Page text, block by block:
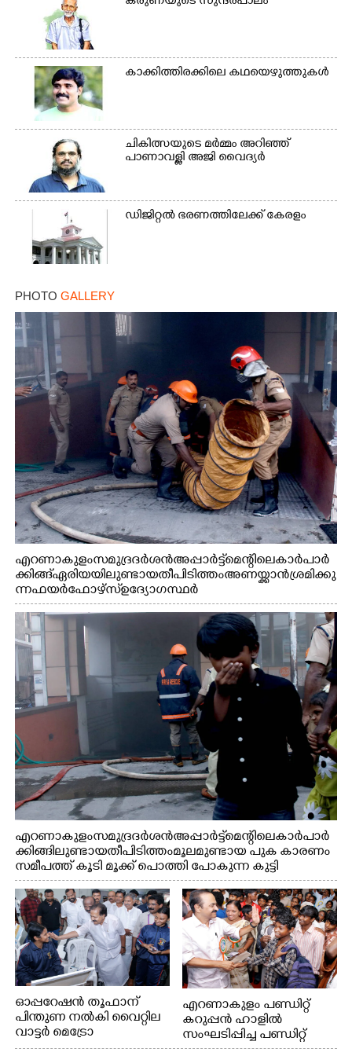
കാക്കിത്തിരക്കിലെ കഥയെഴുത്തുകൾ
ചികിത്സയുടെ മർമ്മം അറിഞ്ഞ്
പാണാവള്ളി അജി വൈദ്യർ
ഡിജിറ്റൽ ഭരണത്തിലേക്ക് കേരളം
PHOTO GALLERY
എറണാകുളം സമുദ്ര ദർശൻ അപ്പാർട്ട്മെന്റിലെ കാർ പാർ
ക്കിങ്ങ് ഏരിയയിലുണ്ടായ തീപിടിത്തം അണയ്ക്കാൻ ശ്രമിക്കു
ന്ന ഫയർഫോഴ്സ് ഉദ്യോഗസ്ഥർ
എറണാകുളം സമുദ്ര ദർശൻ അപ്പാർട്ട്മെന്റിലെ കാർ പാർ
ക്കിങ്ങിലുണ്ടായ തീപിടിത്തം മൂലമുണ്ടായ പുക കാരണം
സമീപത്ത് കൂടി മൂക്ക് പൊത്തി പോകുന്ന കുട്ടി
ഓപ്പറേഷൻ തൂഫാന്
പിന്തുണ നൽകി വൈറ്റില
വാട്ടർ മെട്രോ
ടെർമിനലിൽ റോട്ടറി ക്ലബ്
എറണാകുളം പണ്ഡിറ്റ്
കറുപ്പൻ ഹാളിൽ
സംഘടിപ്പിച്ച പണ്ഡിറ്റ്
കറുപ്പൻ അനുസ്മരണം